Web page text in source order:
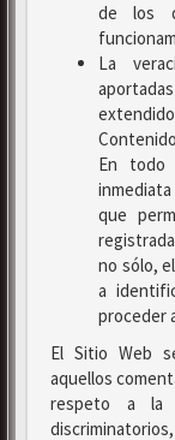
de los
La
En todo
que
no sólo,
a
proceder
El Sitio Web
aquellos
respeto a la